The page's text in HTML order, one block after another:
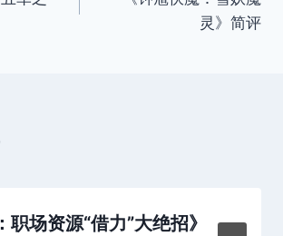
灵》简评
职场资源“借力”大绝招》